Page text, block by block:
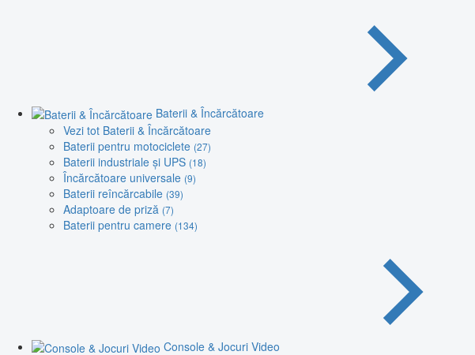
Baterii & Încărcătoare
Vezi tot Baterii & Încărcătoare
Baterii pentru motociclete (27)
Baterii industriale și UPS (18)
Încărcătoare universale (9)
Baterii reîncărcabile (39)
Adaptoare de priză (7)
Baterii pentru camere (134)
Console & Jocuri Video